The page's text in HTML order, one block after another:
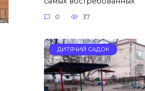
0 37
ДИТЯЧИЙ САДОК